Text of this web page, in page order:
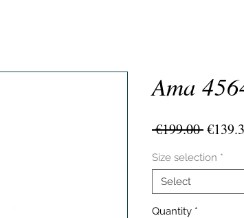
Ama
€199.00
Size selection *
Select
Quantity *